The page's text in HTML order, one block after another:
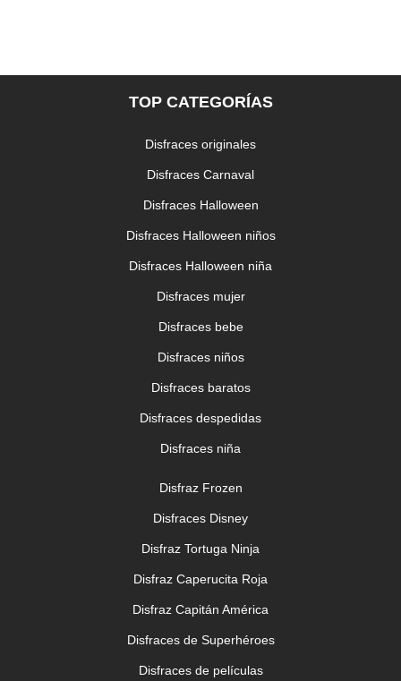
TOP CATEGORÍAS
Disfraces originales
Disfraces Carnaval
Disfraces Halloween
Disfraces Halloween niños
Disfraces Halloween niña
Disfraces mujer
Disfraces bebe
Disfraces niños
Disfraces baratos
Disfraces despedidas
Disfraces niña
Disfraz Frozen
Disfraces Disney
Disfraz Tortuga Ninja
Disfraz Caperucita Roja
Disfraz Capitán América
Disfraces de Superhéroes
Disfraces de películas